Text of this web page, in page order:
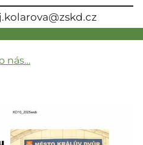
j.kolarova@zskd.cz
nás…